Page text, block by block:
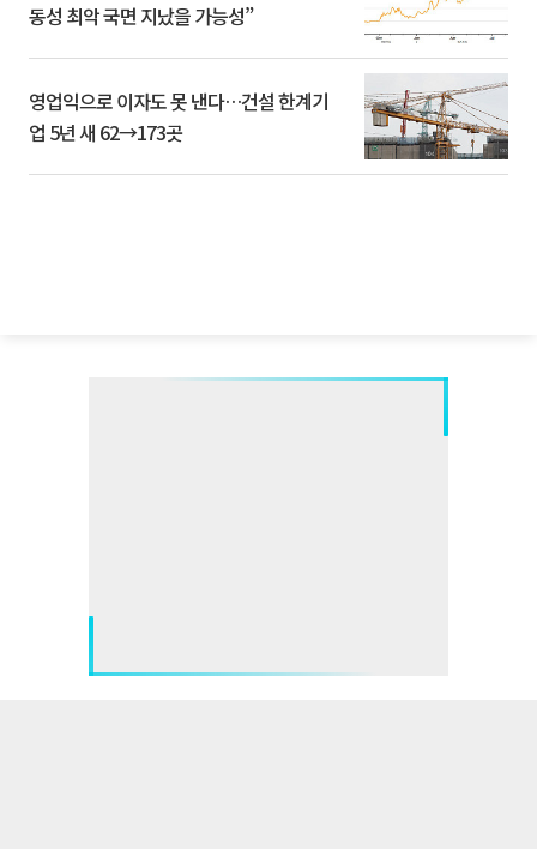
동성 최악 국면 지났을 가능성”
영업익으로 이자도 못 낸다…건설 한계기
업 5년 새 62→173곳